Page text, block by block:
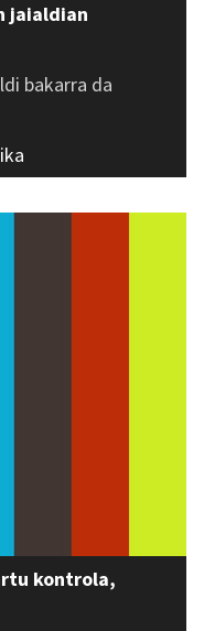
jaialdian
bakarra da
kontrola,